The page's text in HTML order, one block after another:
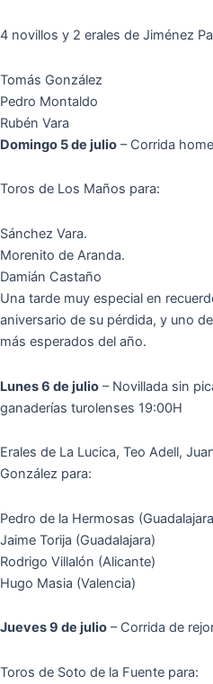
4 novillos y 2 erales de Jiménez
Tomás González
Pedro Montaldo
Rubén Vara
Domingo 5 de julio – Corrida
Toros de Los Maños para:
Sánchez Vara.
Morenito de Aranda.
Damián Castaño
Una tarde muy especial en
aniversario de su pérdida, y uno
más esperados del año.
Lunes 6 de julio – Novillada sin
ganaderías turolenses 19:00H
Erales de La Lucica, Teo Adell,
González para:
Pedro de la Hermosas
Jaime Torija (Guadalajara)
Rodrigo Villalón (Alicante)
Hugo Masia (Valencia)
Jueves 9 de julio – Corrida de
Toros de Soto de la Fuente para: